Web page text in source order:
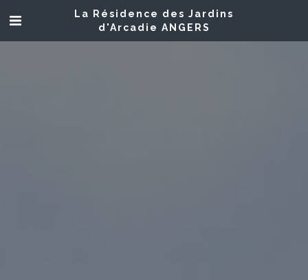
La Résidence des Jardins
d'Arcadie ANGERS